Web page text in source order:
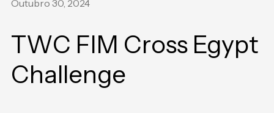
Outubro 30, 2024
TWC FIM Cross Egypt
Challenge